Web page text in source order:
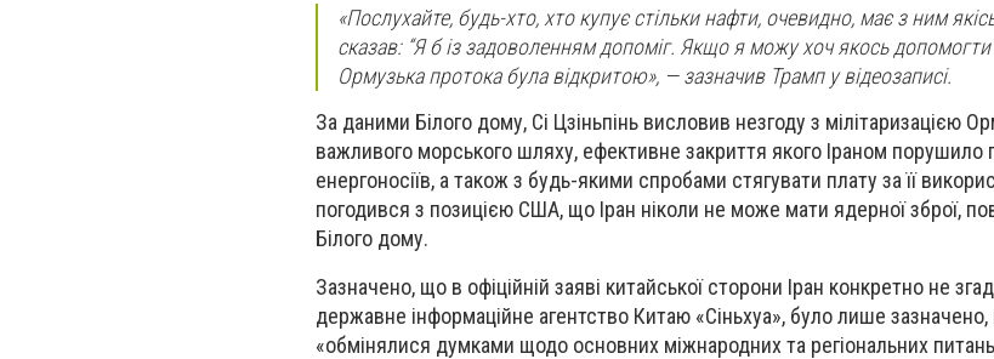
«Послухайте, будь-хто, хто купує стільки нафти, очевидно, має з ним
сказав: “Я б із задоволенням допоміг. Якщо я можу хоч якось
Ормузька протока була відкритою», — зазначив Трамп у відеозаписі.
За даними Білого дому, Сі Цзіньпінь висловив незгоду з мілітаризацією
важливого морського шляху, ефективне закриття якого Іраном порушило
енергоносіїв, а також з будь-якими спробами стягувати плату за її
погодився з позицією США, що Іран ніколи не може мати ядерної зброї,
Білого дому.
Зазначено, що в офіційній заяві китайської сторони Іран конкретно не
державне інформаційне агентство Китаю «Сіньхуа», було лише
«обмінялися думками щодо основних міжнародних та регіональних